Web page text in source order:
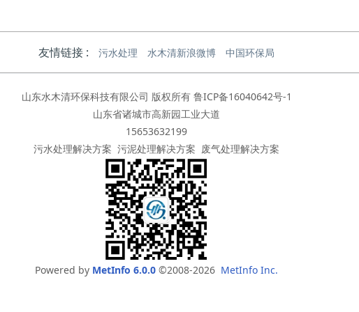
友情链接 : 污水处理 水木清新浪微博 中国环保局
山东水木清环保科技有限公司 版权所有 鲁ICP备16040642号-1
山东省诸城市高新园工业大道
15653632199
污水处理解决方案 污泥处理解决方案 废气处理解决方案
Powered by MetInfo 6.0.0 ©2008-2026 MetInfo Inc.